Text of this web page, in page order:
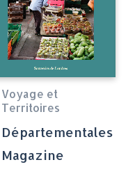
Voyage et
Territoires
Départementales
Magazine